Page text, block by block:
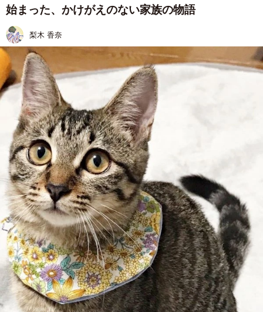
始まった、かけがえのない家族の物語
梨木 香奈